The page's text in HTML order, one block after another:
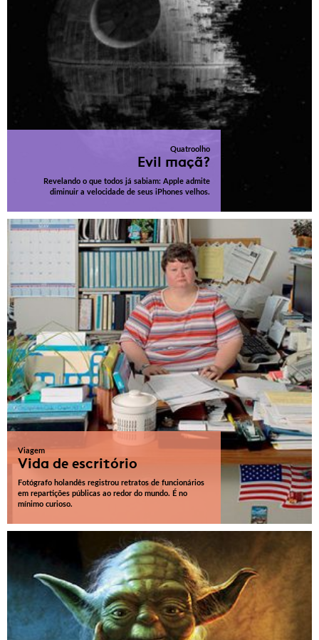
Quatroolho
Evil maçã?
Revelando o que todos já sabiam: Apple admite
diminuir a velocidade de seus iPhones velhos.
Viagem
Vida de escritório
Fotógrafo holandês registrou retratos de funcionários
em repartições públicas ao redor do mundo. É no
mínimo curioso.